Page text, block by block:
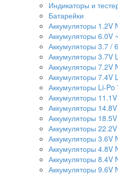
Индикаторы и
Батарейки
Аккумуляторы 1.2V
Аккумуляторы 6.0V
Аккумуляторы 3.7 /
Аккумуляторы 3.7V
Аккумуляторы 7.2V
Аккумуляторы 7.4V
Аккумуляторы Li-
Аккумуляторы
Аккумуляторы
Аккумуляторы
Аккумуляторы
Аккумуляторы 3.6V
Аккумуляторы 4.8V
Аккумуляторы 8.4V
Аккумуляторы 9.6V